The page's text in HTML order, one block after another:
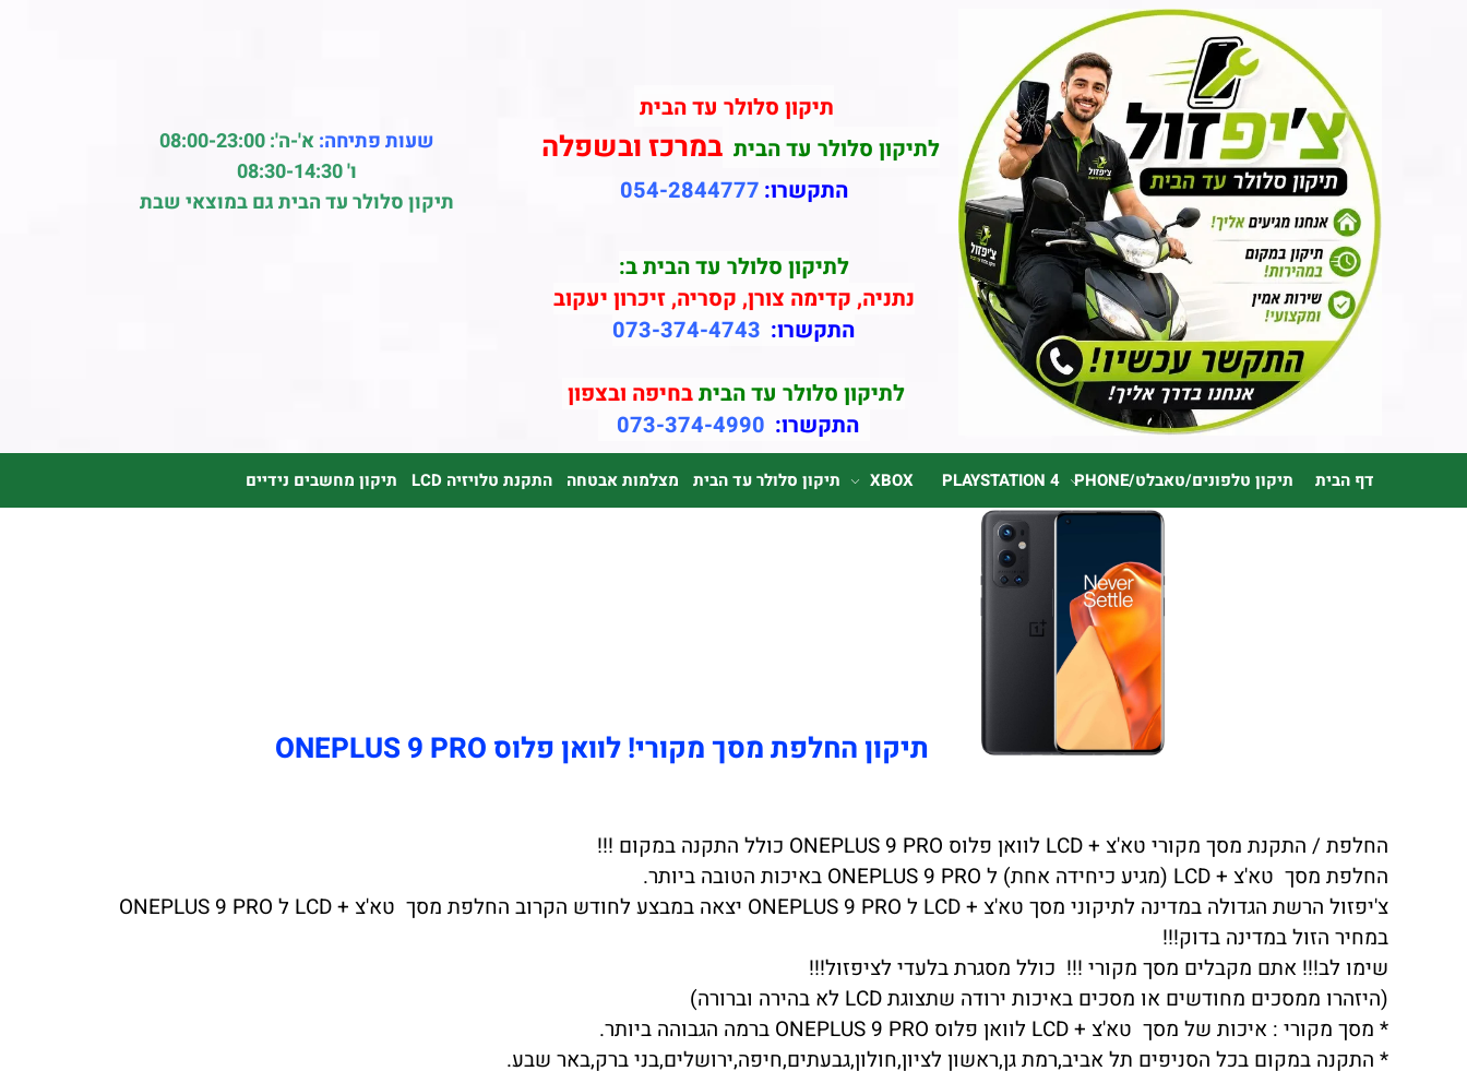
תיקון סלולר עד הבית
לתיקון סלולר עד הביתבמרכז ובשפלה
התקשרו: 054-2844777
לתיקון סלולר עד הבית ב:
נתניה, קדימה צורן, קסריה, זיכרון יעקוב
התקשרו: 073-374-4743
לתיקון סלולר עד הביתבחיפה ובצפון
התקשרו: 073-374-4990
שעות פתיחה:א'-ה': 08:00-23:00
ו' 08:30-14:30
תיקון סלולר עד הבית גם במוצאי שבת
דף הבית תיקון טלפונים/טאבלט/PHONE PLAYSTATION 4
XBOX תיקון סלולר עד הבית מצלמות אבטחה התקנת טלויזיה LCD תיקון מחשבים נידיים
תיקון החלפת מסך מקורי! לוואן פלוס ONEPLUS 9 PRO
החלפת / התקנת מסך מקורי טא'צ + LCD לוואן פלוס ONEPLUS 9 PRO כולל התקנה במקום !!!
החלפת מסך טא'צ + LCD (מגיע כיחידה אחת) ל ONEPLUS 9 PRO באיכות הטובה ביותר.
צ'יפזול הרשת הגדולה במדינה לתיקוני מסך טא'צ + LCD ל ONEPLUS 9 PRO יצאה במבצע לחודש הקרוב החלפת מסך טא'צ + LCD ל ONEPLUS 9 PRO
במחיר הזול במדינה בדוק!!!
שימו לב!!! אתם מקבלים מסך מקורי !!! כולל מסגרת בלעדי לציפזול!!!
(היזהרו ממסכים מחודשים או מסכים באיכות ירודה שתצוגת LCD לא בהירה וברורה)
* מסך מקורי : איכות של מסך טא'צ + LCD לוואן פלוס ONEPLUS 9 PRO ברמה הגבוהה ביותר.
* התקנה במקום בכל הסניפים תל אביב,רמת גן,ראשון לציון,חולון,גבעתים,חיפה,ירושלים,בני ברק,באר שבע.